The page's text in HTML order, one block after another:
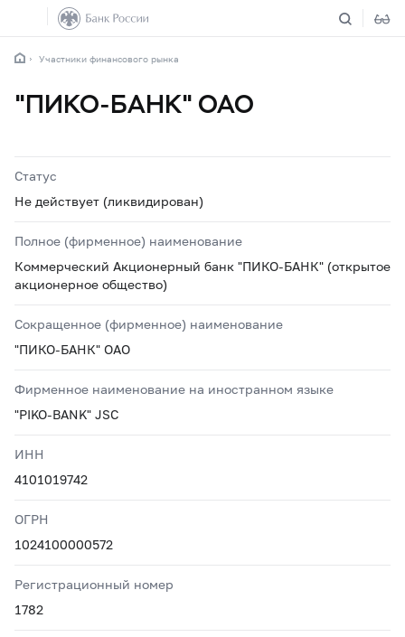
Участники финансового рынка
"ПИКО-БАНК" ОАО
Статус
Не действует (ликвидирован)
Полное (фирменное) наименование
Коммерческий Акционерный банк "ПИКО-БАНК" (открытое
акционерное общество)
Сокращенное (фирменное) наименование
"ПИКО-БАНК" ОАО
Фирменное наименование на иностранном языке
"PIKO-BANK" JSC
ИНН
4101019742
ОГРН
1024100000572
Регистрационный номер
1782